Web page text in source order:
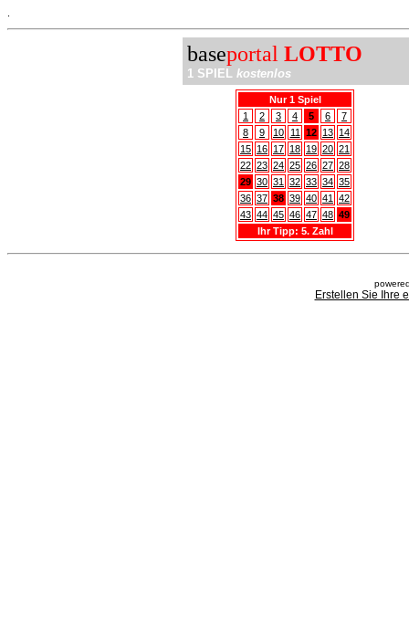
baseportal LOTTO
1 SPIEL kostenlos
Nur 1 Spiel
1
2 3 4 5 6
7
8
9 10 11 12 13 14
15 16 17 18 19 20 21
22 23 24 25 26 27 28
29 30 31 32 33 34 35
36 37 38 39 40 41
42
43 44 45 46 47 48 49
Ihr Tipp: 5. Zahl
Erstellen Sie Ihre